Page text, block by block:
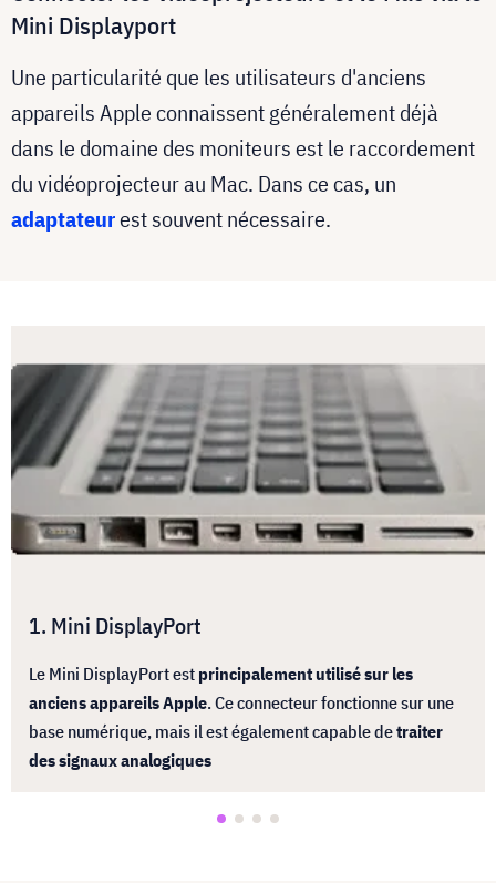
Mini Displayport
Une particularité que les utilisateurs d'anciens
appareils Apple connaissent généralement déjà
dans le domaine des moniteurs est le raccordement
du vidéoprojecteur au Mac. Dans ce cas, un
adaptateurest souvent nécessaire.
1. Mini DisplayPort
Le Mini DisplayPort est principalement utilisé sur les
anciens appareils Apple. Ce connecteur fonctionne sur une
base numérique, mais il est également capable detraiter
des signaux analogiques